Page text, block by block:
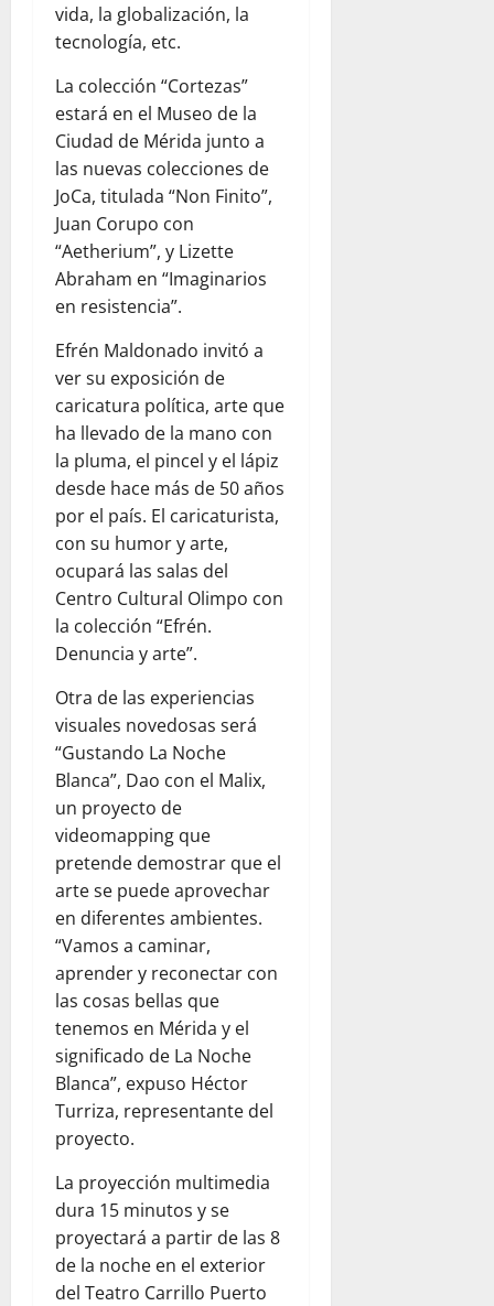
vida, la globalización, la
tecnología, etc.
La colección “Cortezas”
estará en el Museo de la
Ciudad de Mérida junto a
las nuevas colecciones de
JoCa, titulada “Non Finito”,
Juan Corupo con
“Aetherium”, y Lizette
Abraham en “Imaginarios
en resistencia”.
Efrén Maldonado invitó a
ver su exposición de
caricatura política, arte que
ha llevado de la mano con
la pluma, el pincel y el lápiz
desde hace más de 50 años
por el país. El caricaturista,
con su humor y arte,
ocupará las salas del
Centro Cultural Olimpo con
la colección “Efrén.
Denuncia y arte”.
Otra de las experiencias
visuales novedosas será
“Gustando La Noche
Blanca”, Dao con el Malix,
un proyecto de
videomapping que
pretende demostrar que el
arte se puede aprovechar
en diferentes ambientes.
“Vamos a caminar,
aprender y reconectar con
las cosas bellas que
tenemos en Mérida y el
significado de La Noche
Blanca”, expuso Héctor
Turriza, representante del
proyecto.
La proyección multimedia
dura 15 minutos y se
proyectará a partir de las 8
de la noche en el exterior
del Teatro Carrillo Puerto